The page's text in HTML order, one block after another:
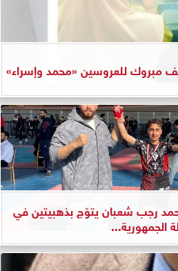
مبروك للعروسين «محمد وإسراء»
رجب شعبان يتوّج بذهبيتين في
الجمهورية...